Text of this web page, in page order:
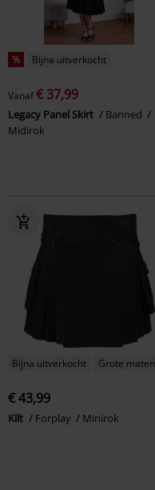
% Bijna uitverkocht
Vanaf€ 37,99
Legacy Panel Skirt
Banned
Midirok
Bijna uitverkocht Grote maten
€ 43,99
Kilt Forplay Minirok